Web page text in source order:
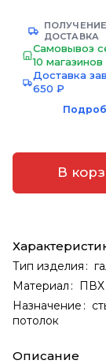
ДОСТАВКА
Самовывоз
10 магазинов
Доставка
650 ₽
В
Тип изделия :
Материал : ПВХ
Назначение :
потолок
Описание